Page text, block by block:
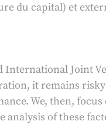
du capital) et
International Joint
it remains
We, then,
analysis of these